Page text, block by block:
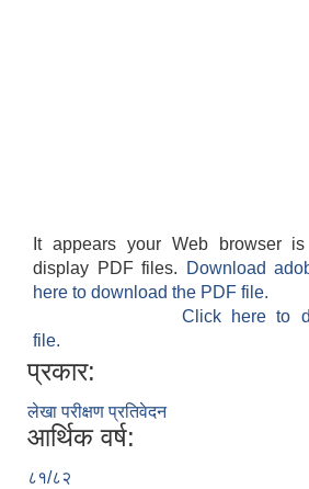
It appears your Web browser
display PDF files.
Download
here to download the PDF file.
Click here to
file.
प्रकार:
लेखा परीक्षण प्रतिवेदन
आर्थिक वर्ष:
८१/८२